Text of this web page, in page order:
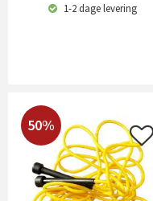
1-2 dagelevering
50%